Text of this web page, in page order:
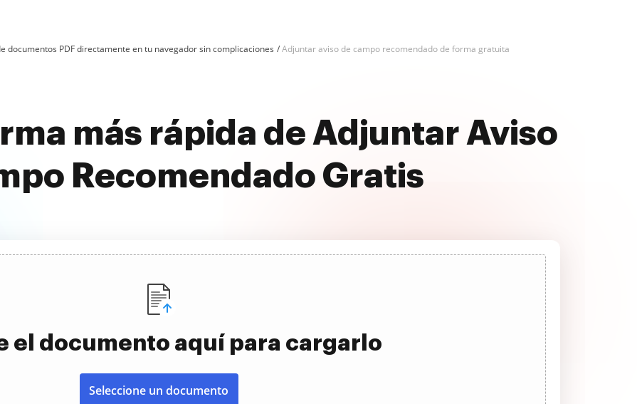
documentos PDF directamente en tu navegador sin complicaciones Adjuntar aviso de campo recomendado de forma gratuita
más rápida de Adjuntar Aviso
Recomendado Gratis
el documento aquí para cargarlo
Seleccione un documento